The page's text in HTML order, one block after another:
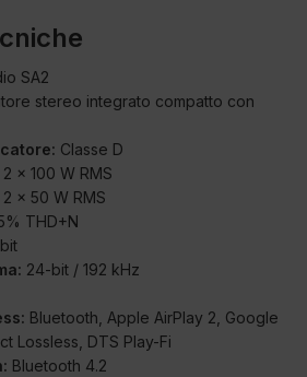
SA2
stereo integrato compatto con
Classe D
2 x 100 W RMS
2 x 50 W RMS
THD+N
24-bit / 192 kHz
Bluetooth, Apple AirPlay 2, Google
Lossless, DTS Play-Fi
Bluetooth 4.2